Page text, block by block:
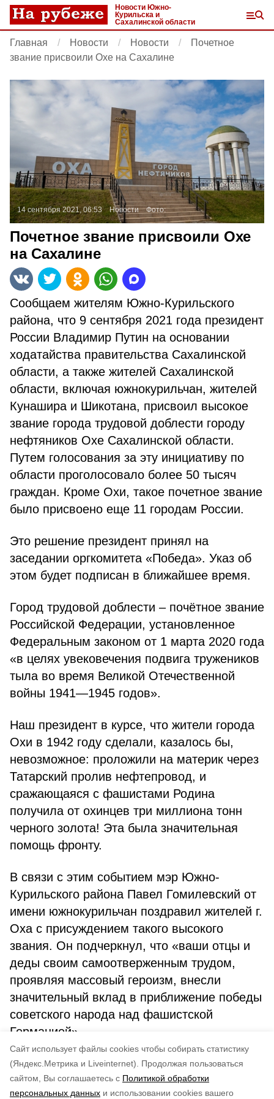
Cайт использует файлы cookies чтобы собирать статистику
(Яндекс.Метрика и Liveinternet).
Продолжая пользоваться
сайтом, Вы соглашаетесь с Политикой обработки
персональных данных и использовании cookies вашего
Новости Южно-
Курильска и
Сахалинской области
Главная Новости Новости
Почетное
звание присвоили Охе на Сахалине
14 сентября 2021, 06:53 Новости Фото:
Почетное звание присвоили Охе
на Сахалине
Сообщаем жителям Южно-Курильского
района, что 9 сентября 2021 года президент
России Владимир Путин на основании
ходатайства правительства Сахалинской
области, а также жителей Сахалинской
области, включая южнокурильчан, жителей
Кунашира и Шикотана, присвоил высокое
звание города трудовой доблести городу
нефтяников Охе Сахалинской области.
Путем голосования за эту инициативу по
области проголосовало более 50 тысяч
граждан. Кроме Охи, такое почетное звание
было присвоено еще 11 городам России.
Это решение президент принял на
заседании оргкомитета «Победа». Указ об
этом будет подписан в ближайшее время.
Город трудовой доблести – почётное звание
Российской Федерации, установленное
Федеральным законом от 1 марта 2020 года
«в целях увековечения подвига тружеников
тыла во время Великой Отечественной
войны 1941—1945 годов».
Наш президент в курсе, что жители города
Охи в 1942 году сделали, казалось бы,
невозможное: проложили на материк через
Татарский пролив нефтепровод, и
сражающаяся с фашистами Родина
получила от охинцев три миллиона тонн
черного золота! Эта была значительная
помощь фронту.
В связи с этим событием мэр Южно-
Курильского района Павел Гомилевский от
имени южнокурильчан поздравил жителей г.
Оха с присуждением такого высокого
звания. Он подчеркнул, что «ваши отцы и
деды своим самоотверженным трудом,
проявляя массовый героизм, внесли
значительный вклад в приближение победы
советского народа над фашистской
Германией».
Авторы: Андрей Киселев